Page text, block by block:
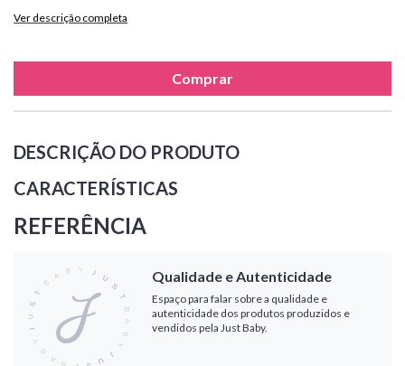
Ver descrição completa
Comprar
DESCRIÇÃO DO PRODUTO
CARACTERÍSTICAS
REFERÊNCIA
Qualidade e Autenticidade
Espaço para falar sobre a qualidade e
autenticidade dos produtos produzidos e
vendidos pela Just Baby.